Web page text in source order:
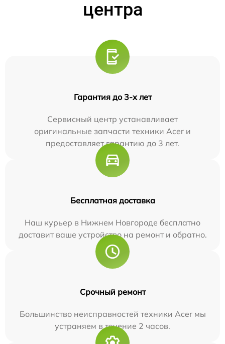
центра
Гарантия до 3-х лет
Сервисный центр устанавливает
оригинальные запчасти техники Acer и
предоставляет гарантию до 3 лет.
Бесплатная доставка
Наш курьер в Нижнем Новгороде бесплатно
доставит ваше устройство на ремонт и обратно.
Срочный ремонт
Большинство неисправностей техники Acer мы
устраняем в течение 2 часов.